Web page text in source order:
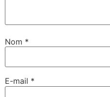
Nom *
E-mail *